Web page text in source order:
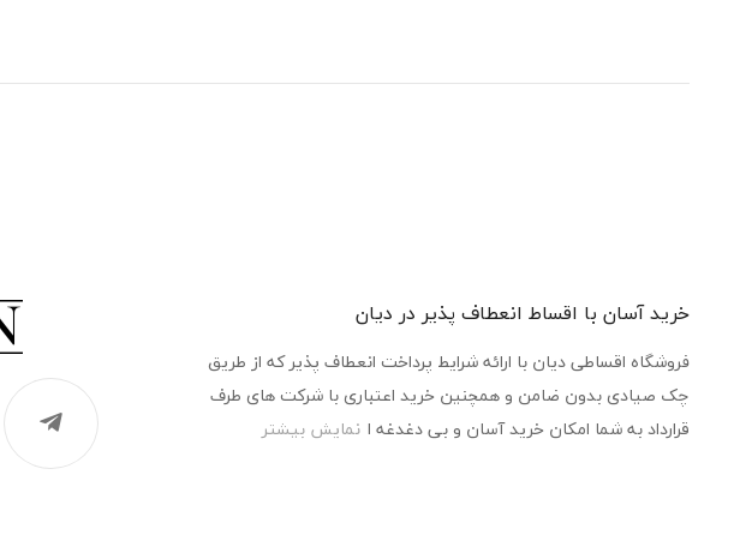
خرید آسان با اقساط انعطاف پذیر در دیان
فروشگاه اقساطی دیان با ارائه شرایط پرداخت انعطاف پذیر که از طریق
چک صیادی بدون ضامن و همچنین خرید اعتباری با شرکت های طرف
قرارداد به شما امکان خرید آسان و بی دغدغه ا نمایش بیشتر